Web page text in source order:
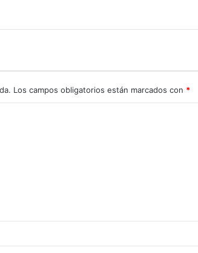
Los campos obligatorios están marcados con *